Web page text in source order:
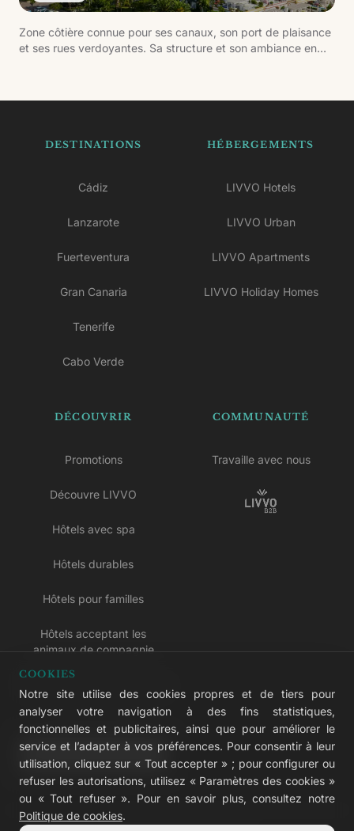
Zone côtière connue pour ses canaux, son port de plaisance
et ses rues verdoyantes. Sa structure et son ambiance en
DESTINATIONS
Cádiz
Lanzarote
Fuerteventura
Gran Canaria
Tenerife
Cabo Verde
HÉBERGEMENTS
LIVVO Hotels
LIVVO Urban
LIVVO Apartments
LIVVO Holiday Homes
DÉCOUVRIR
Promotions
Découvre LIVVO
Hôtels avec spa
Hôtels durables
Hôtels pour familles
Hôtels acceptant les
animaux de compagnie
Hôtels tout compris
LIVVO Plus
COMMUNAUTÉ
Travaille avec nous
COOKIES
Notre site utilise des cookies propres et de tiers pour
analyser votre navigation à des fins statistiques,
fonctionnelles et publicitaires, ainsi que pour améliorer le
service et l’adapter à vos préférences. Pour consentir à leur
utilisation, cliquez sur « Tout accepter » ; pour configurer ou
refuser les autorisations, utilisez « Paramètres des cookies »
ou « Tout refuser ». Pour en savoir plus, consultez notre
Politique de cookies.